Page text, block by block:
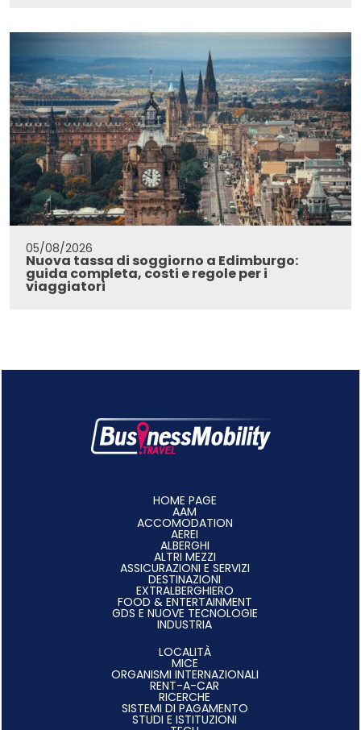
05/08/2026
Nuova tassa di soggiorno a Edimburgo:
guida completa, costi e regole per i
viaggiatori
HOME PAGE
AAM
ACCOMODATION
AEREI
ALBERGHI
ALTRI MEZZI
ASSICURAZIONI E SERVIZI
DESTINAZIONI
EXTRALBERGHIERO
FOOD & ENTERTAINMENT
GDS E NUOVE TECNOLOGIE
INDUSTRIA
LOCALITÀ
MICE
ORGANISMI INTERNAZIONALI
RENT-A-CAR
RICERCHE
SISTEMI DI PAGAMENTO
STUDI E ISTITUZIONI